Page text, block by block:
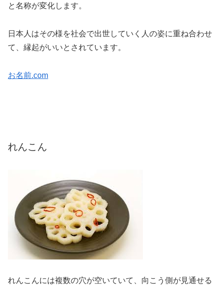
と名称が変化します。
日本人はその様を社会で出世していく人の姿に重ね合わせ
て、縁起がいいとされています。
お名前.com
れんこん
れんこんには複数の穴が空いていて、向こう側が見通せる